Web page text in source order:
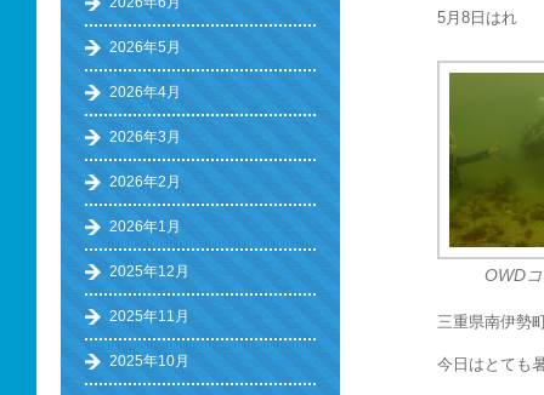
5月8日はれ
OWD
三重県南伊勢
今日はとても
2026年5月
2026年4月
2026年3月
2026年2月
2026年1月
2025年12月
2025年11月
2025年10月